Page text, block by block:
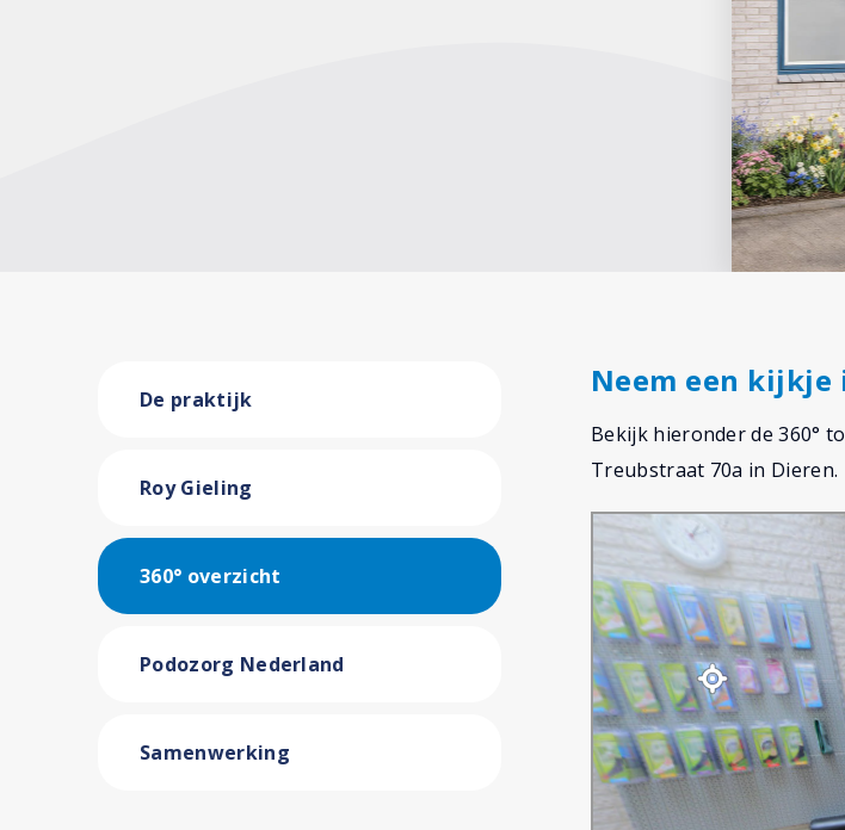
De praktijk
Roy Gieling
360° overzicht
Podozorg Nederland
Samenwerking
Neem een
Bekijk hieronder de 360°
Treubstraat 70a in Dieren.